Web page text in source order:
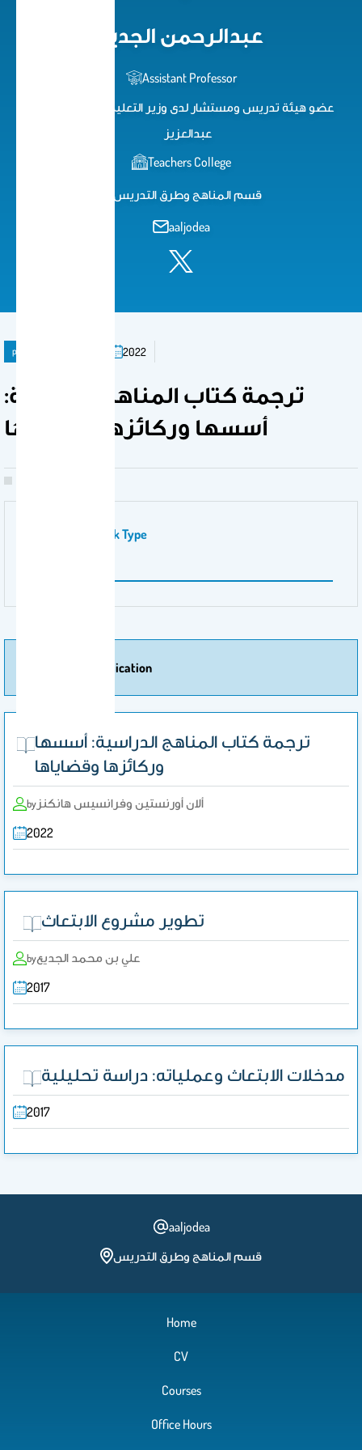
عبدالرحمن الجديع
Assistant Professor
عضو هيئة تدريس ومستشار لدى وزير التعليم ودارة الملك
عبدالعزيز
Teachers College
قسم المناهج وطرق التدريس
aaljodea
publication 2022
ترجمة كتاب المناهج الدراسية:
أسسها وركائزها وقضاياها
Publication Work Type
More Of Publication
ترجمة كتاب المناهج الدراسية: أسسها
وركائزها وقضاياها
by ألان أورنستين وفرانسيس هانكنز
2022
تطوير مشروع الابتعاث
byعلي بن محمد الجديع
2017
مدخلات الابتعاث وعملياته: دراسة تحليلية
2017
aaljodea
قسم المناهج وطرق التدريس
Home
CV
Courses
Office Hours